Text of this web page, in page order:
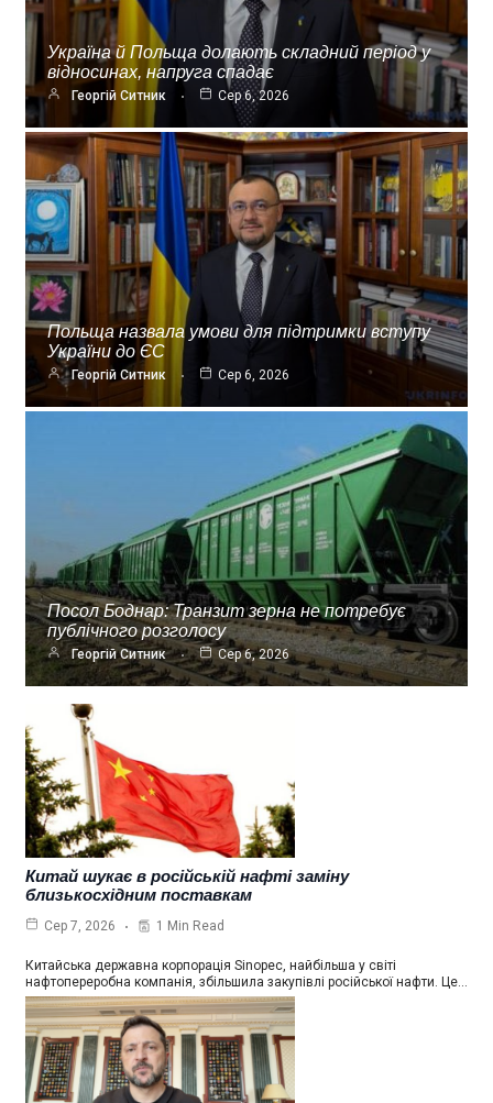
Україна й Польща долають складний період у
відносинах, напруга спадає
Георгій Ситник Сер 6, 2026
Польща назвала умови для підтримки вступу
України до ЄС
Георгій Ситник Сер 6, 2026
Посол Боднар: Транзит зерна не потребує
публічного розголосу
Георгій Ситник Сер 6, 2026
Китай шукає в російській нафті заміну
близькосхідним поставкам
Сер 7, 2026 1 Min Read
Китайська державна корпорація Sinopec, найбільша у світі
нафтопереробна компанія, збільшила закупівлі російської нафти. Це…